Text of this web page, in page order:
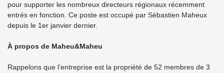
pour supporter les nombreux directeurs régionaux récemment
entrés en fonction. Ce poste est occupé par Sébastien Maheux
depuis le 1er janvier dernier.
À propos de Maheu&Maheu
Rappelons que l’entreprise est la propriété de 52 membres de 3